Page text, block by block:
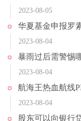
2023-08-05
华夏基金申报罗
2023-08-04
暴雨过后需警惕
2023-08-04
航海王热血航线
2023-08-04
股东可以向银行